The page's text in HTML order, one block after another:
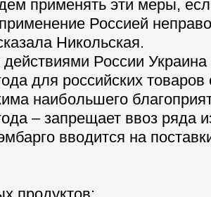
применять эти меры,
Россией
Никольская.
действиями России
для российских товаров
наибольшего
– запрещает ввоз ряда
вводится на